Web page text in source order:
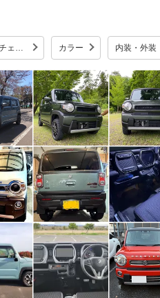
2022年5月 〜 マイナーチェンジ カラー 内装・外装